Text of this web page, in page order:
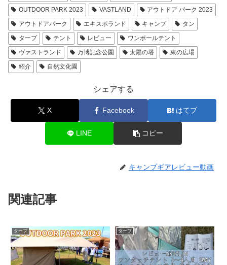
OUTDOOR PARK 2023
VASTLAND
アウトドア パーク 2023
アウトドアパーク
エキスポランド キャンプ
タン
タープ
テント レビュー
ワンポールテント
ヴァストランド
万博記念公園 太陽の塔
東の広場
紹介
自然文化園
シェアする
X Facebook はてブ
LINE コピー
キャンプギアレビュー動画
関連記事
タープ タープ